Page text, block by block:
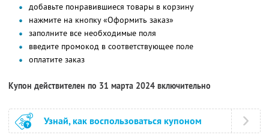
добавьте понравившиеся товары в корзину
нажмите на кнопку «Оформить заказ»
заполните все необходимые поля
введите промокод в соответствующее поле
оплатите заказ
Купон действителен по 31 марта 2024 включительно
Узнай, как воспользоваться купоном